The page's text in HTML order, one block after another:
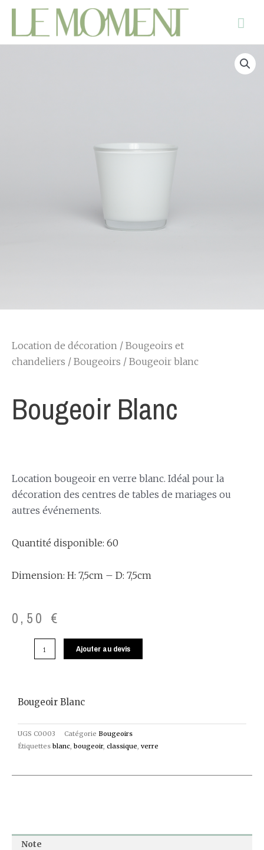
Location de décoration / Bougeoirs et
chandeliers / Bougeoirs / Bougeoir blanc
Bougeoir Blanc
Location bougeoir en verre blanc. Idéal pour la
décoration des centres de tables de mariages ou
autres événements.
Quantité disponible: 60
Dimension: H: 7,5cm – D: 7,5cm
0,50 €
Ajouter au devis
Bougeoir Blanc
UGS C0003 Catégorie Bougeoirs
Étiquettes blanc, bougeoir, classique, verre
Note